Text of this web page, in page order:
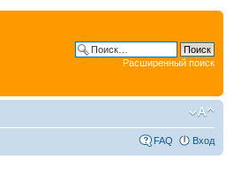
Расширенный поиск
FAQ Вход